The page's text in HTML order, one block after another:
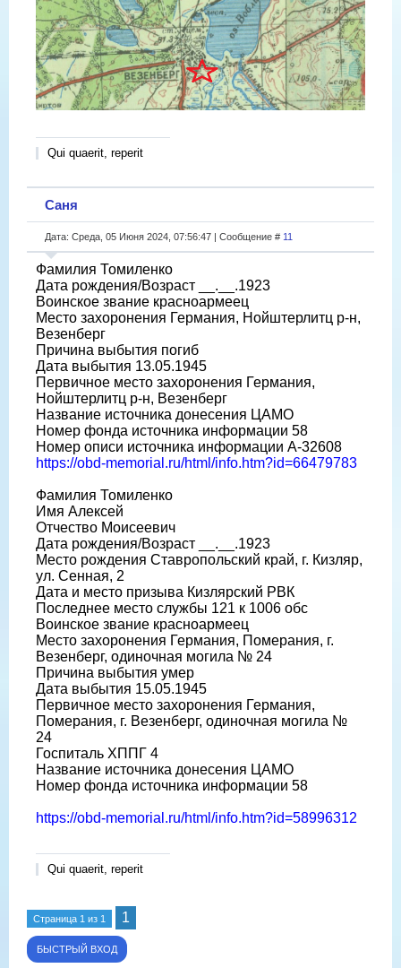
Qui quaerit, reperit
Саня
Дата: Среда, 05 Июня 2024, 07:56:47 | Сообщение # 11
Фамилия Томиленко
Дата рождения/Возраст __.__.1923
Воинское звание красноармеец
Место захоронения Германия, Нойштерлитц р-н,
Везенберг
Причина выбытия погиб
Дата выбытия 13.05.1945
Первичное место захоронения Германия,
Нойштерлитц р-н, Везенберг
Название источника донесения ЦАМО
Номер фонда источника информации 58
Номер описи источника информации А-32608
https://obd-memorial.ru/html/info.htm?id=66479783
Фамилия Томиленко
Имя Алексей
Отчество Моисеевич
Дата рождения/Возраст __.__.1923
Место рождения Ставропольский край, г. Кизляр,
ул. Сенная, 2
Дата и место призыва Кизлярский РВК
Последнее место службы 121 к 1006 обс
Воинское звание красноармеец
Место захоронения Германия, Померания, г.
Везенберг, одиночная могила № 24
Причина выбытия умер
Дата выбытия 15.05.1945
Первичное место захоронения Германия,
Померания, г. Везенберг, одиночная могила №
24
Госпиталь ХППГ 4
Название источника донесения ЦАМО
Номер фонда источника информации 58
https://obd-memorial.ru/html/info.htm?id=58996312
Qui quaerit, reperit
Страница 1 из 1 1